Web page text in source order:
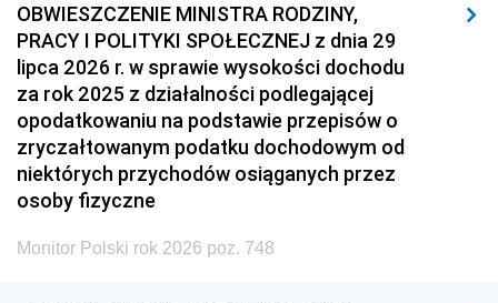
OBWIESZCZENIE MINISTRA RODZINY,
PRACY I POLITYKI SPOŁECZNEJ z dnia 29
lipca 2026 r. w sprawie wysokości dochodu
za rok 2025 z działalności podlegającej
opodatkowaniu na podstawie przepisów o
zryczałtowanym podatku dochodowym od
niektórych przychodów osiąganych przez
osoby fizyczne
Monitor Polski rok 2026 poz. 748